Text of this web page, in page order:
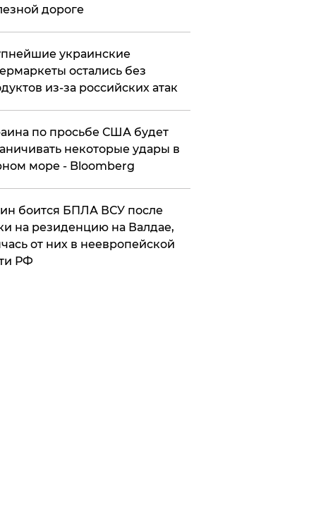
дороге
украинские
остались без
из-за российских атак
по просьбе США будет
некоторые удары в
море - Bloomberg
боится БПЛА ВСУ после
на резиденцию на Валдае,
от них в неевропейской
РФ